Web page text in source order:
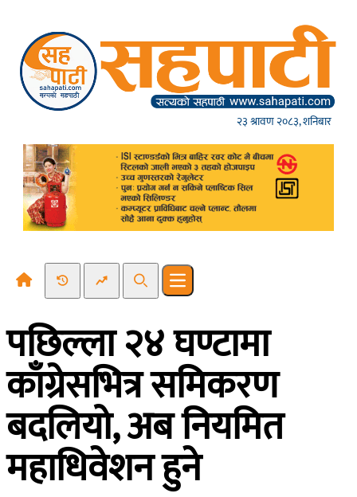
२३ श्रावण २०८३, शनिबार
Recent NewsTrending News
SearchOpen main menu
पछिल्ला २४ घण्टामा
काँग्रेसभित्र समिकरण
बदलियो, अब नियमित
महाधिवेशन हुने